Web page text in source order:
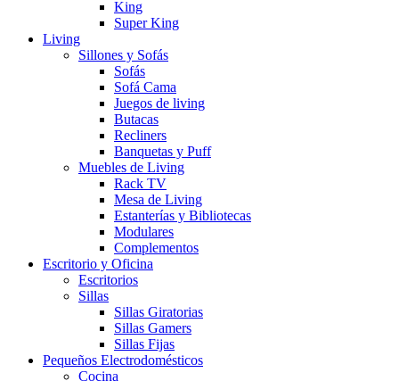
King
Super King
Living
Sillones y Sofás
Sofás
Sofá Cama
Juegos de living
Butacas
Recliners
Banquetas y Puff
Muebles de Living
Rack TV
Mesa de Living
Estanterías y Bibliotecas
Modulares
Complementos
Escritorio y Oficina
Escritorios
Sillas
Sillas Giratorias
Sillas Gamers
Sillas Fijas
Pequeños Electrodomésticos
Cocina